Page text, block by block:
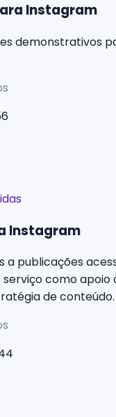
Instagram
demonstrativos
Instagram
a publicações
serviço como
de conteúdo.